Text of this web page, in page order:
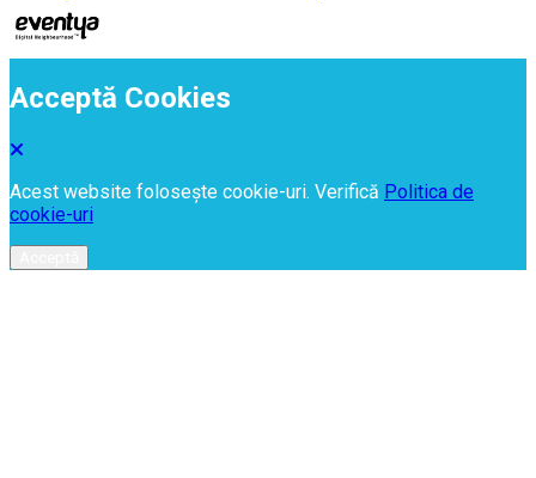
Acceptă Cookies
Acest website folosește cookie-uri. Verifică Politica de
cookie-uri